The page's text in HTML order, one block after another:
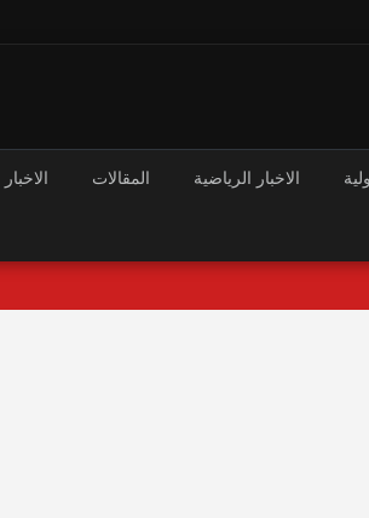
الاخبار الرياضية المقالات